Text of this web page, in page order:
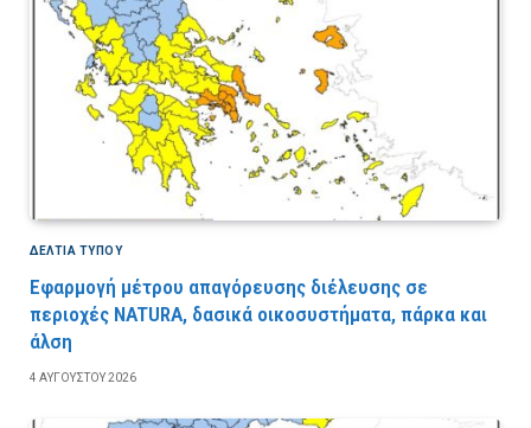
ΔΕΛΤΙΑ ΤΥΠΟΥ
Εφαρμογή μέτρου απαγόρευσης διέλευσης σε
περιοχές NATURA, δασικά οικοσυστήματα, πάρκα και
άλση
4 ΑΥΓΟΎΣΤΟΥ 2026